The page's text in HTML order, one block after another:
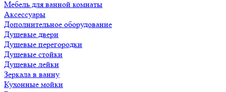
Мебель для ванной комнаты
Аксессуары
Дополнительное оборудование
Душевые двери
Душевые перегородки
Душевые стойки
Душевые лейки
Зеркала в ванну
Кухонные мойки